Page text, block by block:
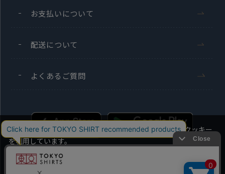
お支払いについて
配送について
よくあるご質問
当社のウェブサイトでは、お客様の利便性向上のためにクッキー
を利用しています。
本ウェブサイトをこのままご利用になる場合、クッキーの使用に
同意いただいたものとみなします。